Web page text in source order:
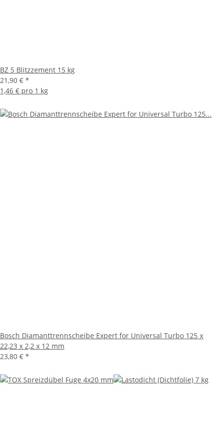
BZ 5 Blitzzement 15 kg
21,90 € *
1,46 € pro 1 kg
Bosch Diamanttrennscheibe Expert for Universal Turbo 125 x
22,23 x 2,2 x 12 mm
23,80 € *